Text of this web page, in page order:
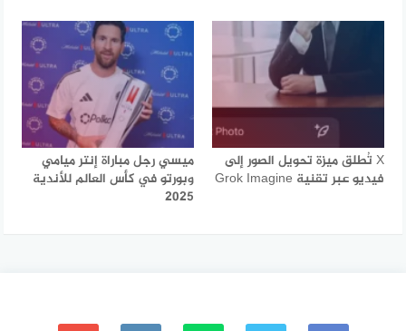
X تُطلق ميزة تحويل الصور إلى
فيديو عبر تقنية Grok Imagine
ميسي رجل مباراة إنتر ميامي
وبورتو في كأس العالم للأندية
2025